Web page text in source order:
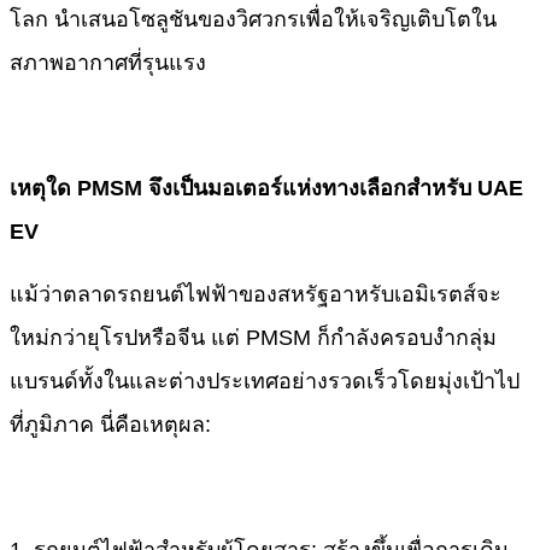
โลก นำเสนอโซลูชันของวิศวกรเพื่อให้เจริญเติบโตใน
สภาพอากาศที่รุนแรง
เหตุใด PMSM จึงเป็นมอเตอร์แห่งทางเลือกสำหรับ UAE
EV
แม้ว่าตลาดรถยนต์ไฟฟ้าของสหรัฐอาหรับเอมิเรตส์จะ
ใหม่กว่ายุโรปหรือจีน แต่ PMSM ก็กำลังครอบงำกลุ่ม
แบรนด์ทั้งในและต่างประเทศอย่างรวดเร็วโดยมุ่งเป้าไป
ที่ภูมิภาค นี่คือเหตุผล: